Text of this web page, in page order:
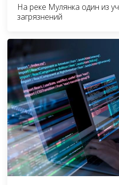
На реке Мулянка один из
загрязнений